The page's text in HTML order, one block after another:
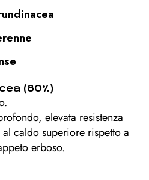
(80%)
elevata resistenza
caldo superiore rispetto a
erboso.